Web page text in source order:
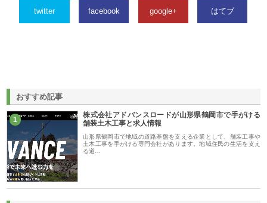
twitter facebook google+ はてブ
おすすめ記事
1
株式会社アドバンスロードが山形県鶴岡市で手がける
舗装土木工事と求人情報
山形県鶴岡市で地域の道路基盤を支える企業として、舗装工事や
土木工事を手がける専門会社があります。地域住民の生活を支え
る道…